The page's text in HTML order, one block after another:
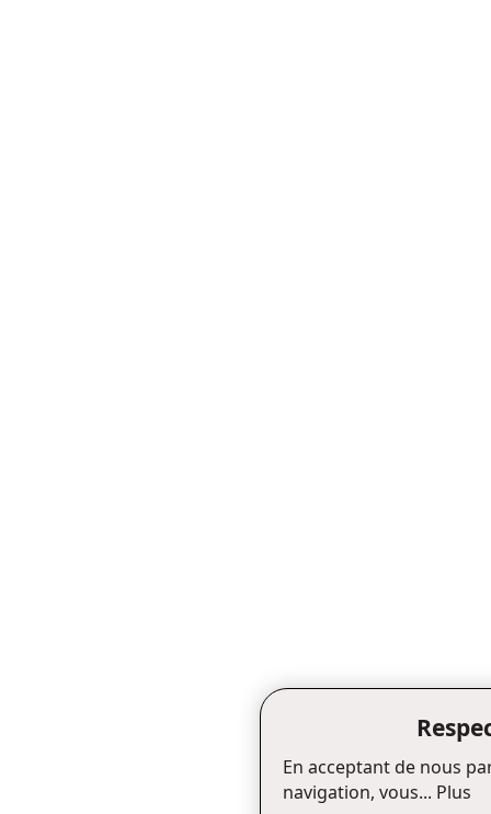
En acceptant de nous
navigation, vous... Plus